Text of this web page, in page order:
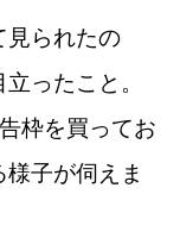
見られたの
ったこと。
枠を買ってお
子が伺えま